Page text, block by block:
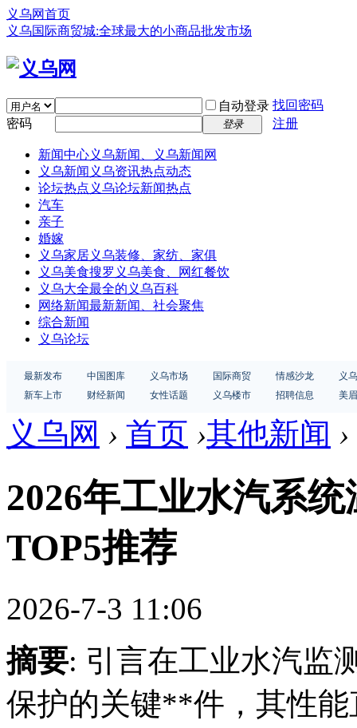
义乌网首页
义乌国际商贸城:全球最大的小商品批发市场
自动登录 找回密码
密码
登录 注册
新闻中心义乌新闻、义乌新闻网
义乌新闻 义乌资讯热点动态
论坛热点 义乌论坛新闻热点
汽车
亲子
婚嫁
义乌家居义乌装修、家纺、家俱
义乌美食搜罗义乌美食、网红餐饮
义乌大全最全的义乌百科
网络新闻最新新闻、社会聚焦
综合新闻
义乌论坛
最新发布 中国图库 义乌市场 国际商贸 情感沙龙
义
新车上市
财经新闻 女性话题 义乌楼市 招聘信息 美
义乌网 › 首页 ›其他新闻 ›
2026年工业水汽系
TOP5推荐
2026-7-3 11:06
摘要: 引言在工业水汽监
保护的关键**件，其性